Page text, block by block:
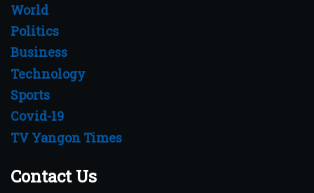
World
Politics
Business
Technology
Sports
Covid-19
TV Yangon Times
Contact Us